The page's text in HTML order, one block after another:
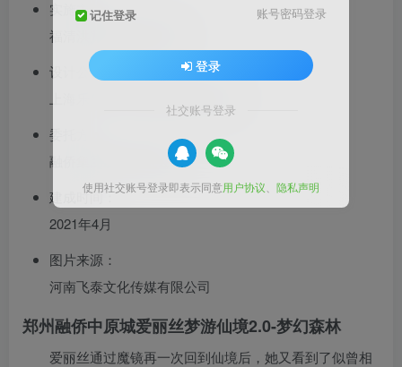
实施主体：
福清洪宽园艺有限公司
设计公司：
委托方：
融侨集团股份有限公司
建成时间：
2021年4月
图片来源：
河南飞泰文化传媒有限公司
郑州融侨中原城爱丽丝梦游仙境2.0-梦幻森林
爱丽丝通过魔镜再一次回到仙境后，她又看到了似曾相
记住登录 账号密码登录
登录
社交账号登录
使用社交账号登录即表示同意用户协议 隐私声明